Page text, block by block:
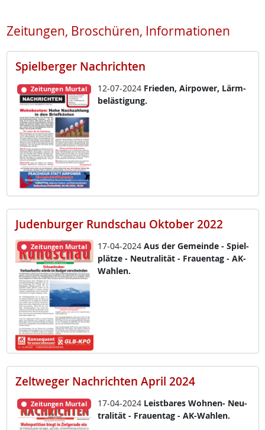
Zeitungen, Broschüren, Informationen
Spielberger Nachrichten
Zeitungen Murtal 12-07-2024 Frie­den, Air­po­wer, Lärm­
be­läs­t­i­gung.
Judenburger Rundschau Oktober 2022
Zeitungen Murtal 17-04-2024 Aus der Ge­mein­de - Spiel­
plät­ze - Neu­tra­li­tät - Frau­en­tag - AK-
Wah­len.
Zeltweger Nachrichten April 2024
Zeitungen Murtal 17-04-2024 Leist­ba­res Woh­nen- Neu­
tra­li­tät - Frau­en­tag - AK-Wah­len.